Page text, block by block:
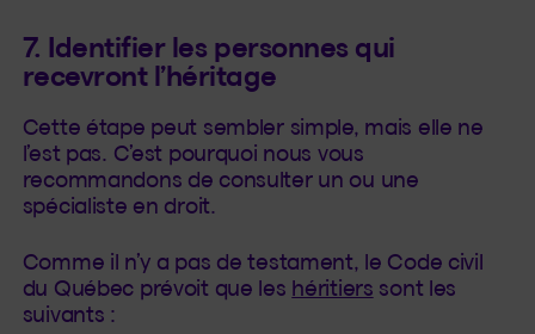
7. Identifier les personnes qui
recevront l’héritage
Cette étape peut sembler simple, mais elle ne
l’est pas. C’est pourquoi nous vous
recommandons de consulter un ou une
spécialiste en droit.
Comme il n’y a pas de testament, le Code civil
du Québec prévoit que les héritiers sont les
suivants :